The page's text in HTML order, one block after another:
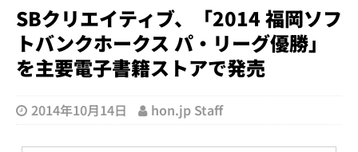
SBクリエイティブ、「2014 福岡ソフ
トバンクホークス パ・リーグ優勝」
を主要電子書籍ストアで発売
2014年10月14日 hon.jp Staff